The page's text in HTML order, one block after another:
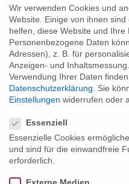
Seamstresses” and
Garvanlieva in Berlin
Cinema
Seamstresses”
director Biljana
Wir verwenden Cookies und
Website. Einige von ihnen
helfen, diese Website und Ihre
Personenbezogene Daten
Adressen), z. B. für
Anzeigen- und Inhaltsmessung.
Verwendung Ihrer Daten
Datenschutzerklärung
Sie
Einstellungen widerrufen oder
Essenziell
Essenzielle Cookies
und sind für die einwandfreie
erforderlich.